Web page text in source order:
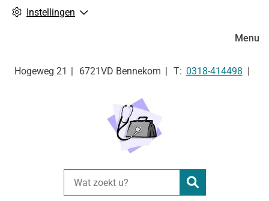
Instellingen
Hogeweg 21 6721VD Bennekom Tel:
0318-414498
Zoeken
Menu